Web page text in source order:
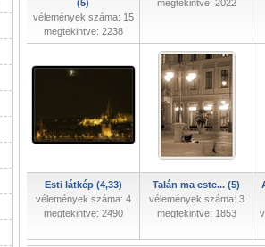
(5)
vélemények száma: 15
megtekintve: 2238
megtekintve: 2022
Esti látkép (4,33)
vélemények száma: 4
megtekintve: 2490
Talán ma este... (5)
vélemények száma: 3
megtekintve: 1853